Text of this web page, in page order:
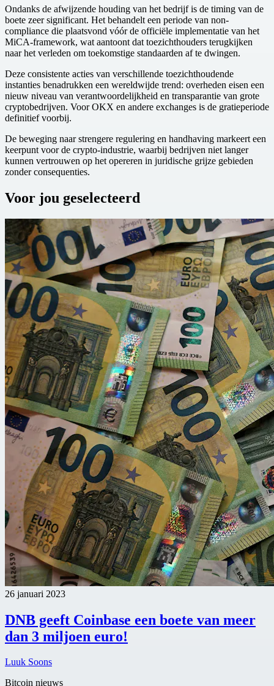
Ondanks de afwijzende houding van het bedrijf is de timing van de
boete zeer significant. Het behandelt een periode van non-
compliance die plaatsvond vóór de officiële implementatie van het
MiCA-framework, wat aantoont dat toezichthouders terugkijken
naar het verleden om toekomstige standaarden af te dwingen.
Deze consistente acties van verschillende toezichthoudende
instanties benadrukken een wereldwijde trend: overheden eisen een
nieuw niveau van verantwoordelijkheid en transparantie van grote
cryptobedrijven. Voor OKX en andere exchanges is de gratieperiode
definitief voorbij.
De beweging naar strengere regulering en handhaving markeert een
keerpunt voor de crypto-industrie, waarbij bedrijven niet langer
kunnen vertrouwen op het opereren in juridische grijze gebieden
zonder consequenties.
Voor jou geselecteerd
26 januari 2023
DNB geeft Coinbase een boete van meer
dan 3 miljoen euro!
Luuk Soons
Bitcoin nieuws